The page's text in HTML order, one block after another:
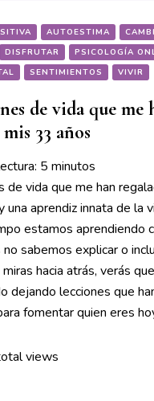
AUTOESTIMA
DISFRUTAR
PSICOLOGÍA
SENTIMIENTOS VIVIR
de vida que me
33 años
5 minutos
de vida que me han
una aprendiz innata de la
estamos aprendiendo
sabemos explicar o
hacia atrás, verás
dejando lecciones que
fomentar quien eres
views